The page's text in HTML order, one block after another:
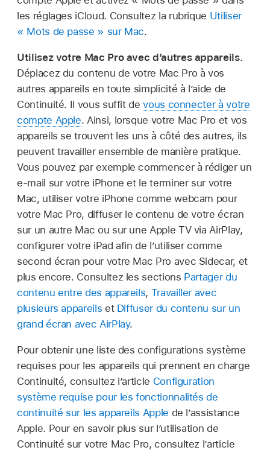
les réglages iCloud. Consultez la rubrique Utiliser
« Mots de passe » sur Mac.
Utilisez votre Mac Pro avec d’autres appareils.
Déplacez du contenu de votre Mac Pro à vos
autres appareils en toute simplicité à l’aide de
Continuité. Il vous suffit devous connecter à votre
compte Apple. Ainsi, lorsque votre Mac Pro et vos
appareils se trouvent les uns à côté des autres, ils
peuvent travailler ensemble de manière pratique.
Vous pouvez par exemple commencer à rédiger un
e-mail sur votre iPhone et le terminer sur votre
Mac, utiliser votre iPhone comme webcam pour
votre Mac Pro, diffuser le contenu de votre écran
sur un autre Mac ou sur une Apple TV via AirPlay,
configurer votre iPad afin de l’utiliser comme
second écran pour votre Mac Pro avec Sidecar, et
plus encore. Consultez les sections Partager du
contenu entre des appareils, Travailler avec
plusieurs appareils et Diffuser du contenu sur un
grand écran avec AirPlay.
Pour obtenir une liste des configurations système
requises pour les appareils qui prennent en charge
Continuité, consultez l’article Configuration
système requise pour les fonctionnalités de
continuité sur les appareils Apple de l’assistance
Apple. Pour en savoir plus sur l’utilisation de
Continuité sur votre Mac Pro, consultez l’article